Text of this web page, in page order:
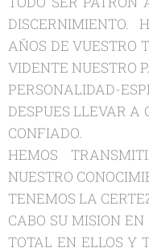
AŇOS DE VUESTRO
VIDENTE NUESTRO
DESPUES LLEVAR A
CONFIADO.
HEMOS
NUESTRO
TENEMOS LA
CABO SU MISION
TOTAL EN ELLOS Y